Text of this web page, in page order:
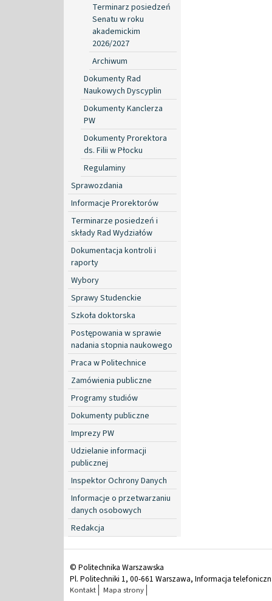
Terminarz posiedzeń
Senatu w roku
akademickim
2026/2027
Archiwum
Dokumenty Rad
Naukowych Dyscyplin
Dokumenty Kanclerza
PW
Dokumenty Prorektora
ds. Filii w Płocku
Regulaminy
Sprawozdania
Informacje Prorektorów
Terminarze posiedzeń i
składy Rad Wydziałów
Dokumentacja kontroli i
raporty
Wybory
Sprawy Studenckie
Szkoła doktorska
Postępowania w sprawie
nadania stopnia naukowego
Praca w Politechnice
Zamówienia publiczne
Programy studiów
Dokumenty publiczne
Imprezy PW
Udzielanie informacji
publicznej
Inspektor Ochrony Danych
Informacje o przetwarzaniu
danych osobowych
Redakcja
© Politechnika Warszawska
Pl. Politechniki 1, 00-661 Warszawa, Informacja
Kontakt Mapa strony